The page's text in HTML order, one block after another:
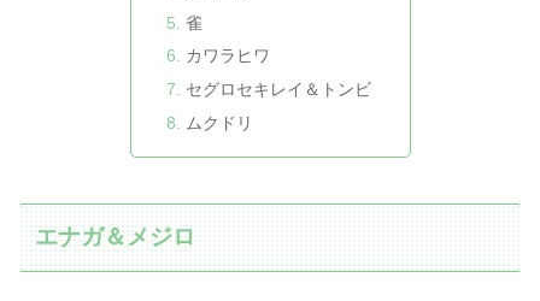
雀
カワラヒワ
セグロセキレイ＆トンビ
ムクドリ
エナガ＆メジロ